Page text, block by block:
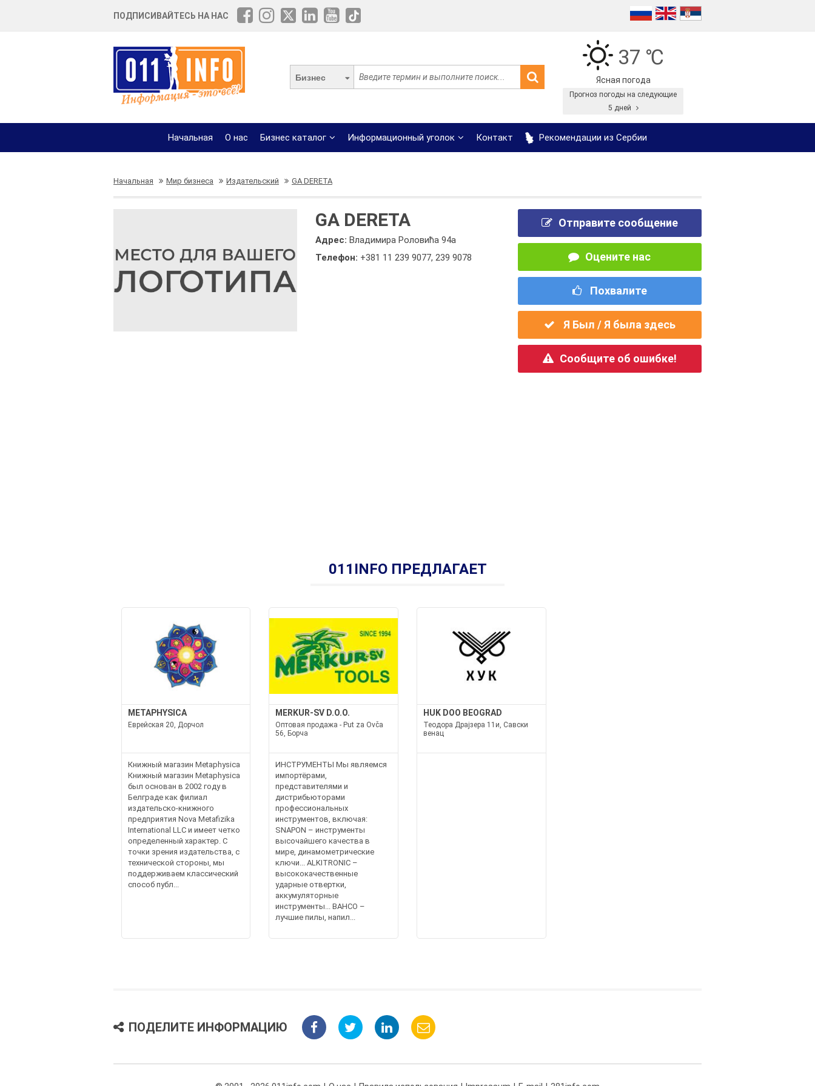
ПОДПИСИВАЙТЕСЬ НА НАС
Бизнес
37 ℃
Ясная погода
Прогноз погоды на следующие
5 дней
Начальная О нас Бизнес каталог Информационный уголок Контакт Рекомендации из Сербии
Начальная Мир бизнеса Издательский GA DERETA
GA DERETA
Адрес:Владимира Роловића 94а
Телефон: +381 11 239 9077,239 9078
Отправите сообщение
Оцените нас
Похвалите
Я Был / Я была здесь
Сообщите об ошибке!
011INFO ПРЕДЛАГАЕТ
METAPHYSICA
Еврейская 20, Дорчол
Книжный магазин Metaphysica
Книжный магазин Metaphysica
был основан в 2002 году в
Белграде как филиал
издательско-книжного
предприятия Nova Metafizika
International LLC и имеет четко
определенный характер. С
точки зрения издательства, с
технической стороны, мы
поддерживаем классический
способ публ...
MERKUR-SV D.O.O.
Оптовая продажа - Put za Ovča
56, Борча
ИНСТРУМЕНТЫ Мы являемся
импортёрами,
представителями и
дистрибьюторами
профессиональных
инструментов, включая:
SNAPON – инструменты
высочайшего качества в
мире, динамометрические
ключи... ALKITRONIC –
высококачественные
ударные отвертки,
аккумуляторные
инструменты... BAHCO –
лучшие пилы, напил...
HUK DOO BEOGRAD
Теодора Драјзера 11и, Савски
венац
ПОДЕЛИТЕ ИНФОРМАЦИЮ